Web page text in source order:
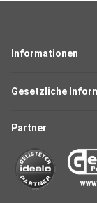
Informationen
Gesetzliche
Partner